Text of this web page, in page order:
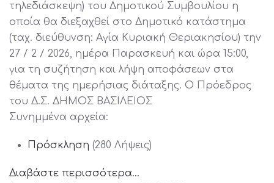
τηλεδιάσκεψη) του Δημοτικού Συμβουλίου η
οποία θα διεξαχθεί στο Δημοτικό κατάστημα
(ταχ. διεύθυνση: Αγία Κυριακή Θεριακησίου) την
27 / 2 / 2026, ημέρα Παρασκευή και ώρα 15:00,
για τη συζήτηση και λήψη αποφάσεων στα
θέματα της ημερήσιας διάταξης. Ο Πρόεδρος
του Δ.Σ. ΔΗΜΟΣ ΒΑΣΙΛΕΙΟΣ
Συνημμένα αρχεία:
Πρόσκληση (280 Λήψεις)
Διαβάστε περισσότερα...